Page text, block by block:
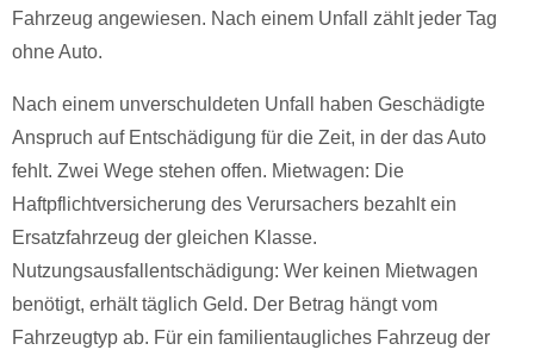
Fahrzeug angewiesen. Nach einem Unfall zählt jeder Tag
ohne Auto.
Nach einem unverschuldeten Unfall haben Geschädigte
Anspruch auf Entschädigung für die Zeit, in der das Auto
fehlt. Zwei Wege stehen offen. Mietwagen: Die
Haftpflichtversicherung des Verursachers bezahlt ein
Ersatzfahrzeug der gleichen Klasse.
Nutzungsausfallentschädigung: Wer keinen Mietwagen
benötigt, erhält täglich Geld. Der Betrag hängt vom
Fahrzeugtyp ab. Für ein familientaugliches Fahrzeug der